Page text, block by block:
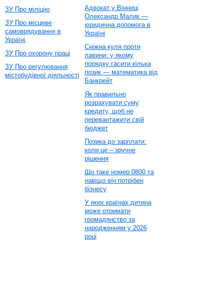
ЗУ Про міліцію
ЗУ Про місцеве
самоврядування в
Україні
ЗУ Про охорону праці
ЗУ Про регулювання
містобудівної діяльності
Адвокат у Вінниці
Олександр Малик —
юридична допомога в
Україні
Сніжна куля проти
лавини: у якому
порядку гасити кілька
позик — математика від
Банкрейт
Як правильно
розрахувати суму
кредиту, щоб не
перевантажити свій
бюджет
Позика до зарплати:
коли це – зручне
рішення
Що таке номер 0800 та
навіщо він потрібен
бізнесу
У яких країнах дитина
може отримати
громадянство за
народженням у 2026
році